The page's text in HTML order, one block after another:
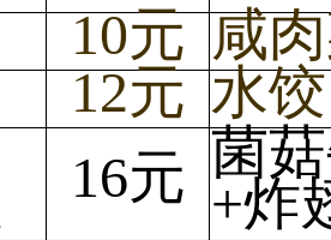
10元 咸
12元 水饺
16元 菌
+炸